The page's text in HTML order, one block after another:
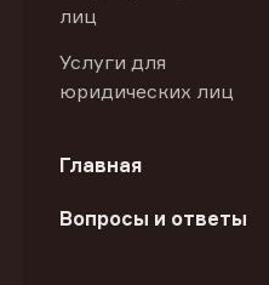
лиц
Услуги для
юридических лиц
Главная
Вопросы и ответы